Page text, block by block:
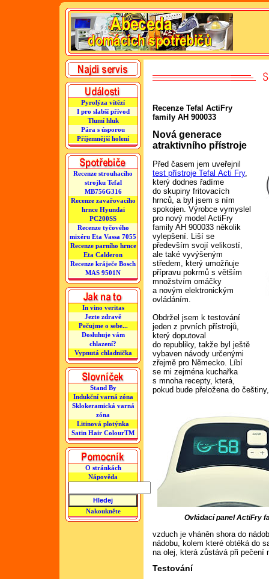
Pyrolýza vítězí
I pro slabší přívod
Tlumí hluk
Pára s úsporou
Příjemnější holení
Recenze strouhacího
strojku Tefal
MB756G316
Recenze zavařovacího
hrnce Hyundai
PC200SS
Recenze tyčového
mixéru Eta Vassa 7055
Recenze parního hrnce
Eta Calderon
Recenze kráječe Bosch
MAS 9501N
In vino veritas
Jezte zdravě
Pečujme o sebe...
Dosluhuje vám
chlazení?
Vypnutá chladnička
Stand By
Indukční varná zóna
Sklokeramická varná
zóna
Litinová plotýnka
Satin Hair ColourTM
O stránkách
Nápověda
Nakoukněte
Recenze Tefal ActiFry
family AH 900033
Nová generace
atraktivního přístroje
Před časem jem uveřejnil
test přístroje Tefal Acti Fry,
který dodnes řadíme
do skupiny fritovacích
hrnců, a byl jsem s ním
spokojen. Výrobce vymyslel
pro nový model ActiFry
family AH 900033 několik
vylepšení. Liší se
především svojí velikostí,
ale také vyvýšeným
středem, který umožňuje
přípravu pokrmů s větším
množstvím omáčky
a novým elektronickým
ovládáním.
Obdržel jsem k testování
jeden z prvních přístrojů,
který doputoval
do republiky, takže byl ještě
vybaven návody určenými
zřejmě pro Německo. Líbí
se mi zejména kuchařka
s mnoha recepty, která,
pokud bude přeložena do
Ovládací panel ActiFry
vzduch je vháněn shora do
nádobu, kolem které obtéká do
na olej, která zůstává při pečení
Testování